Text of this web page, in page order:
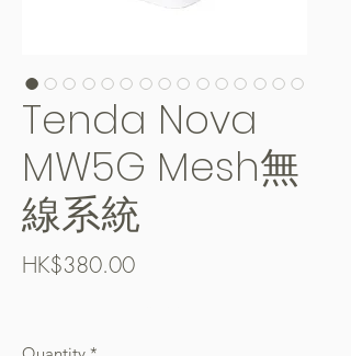
Tenda Nova
MW5G Mesh無
線系統
HK$380.00Price